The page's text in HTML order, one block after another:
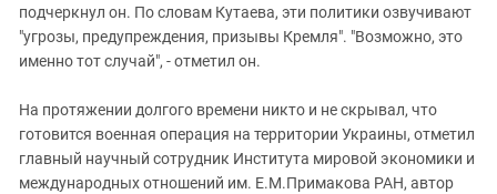
подчеркнул он. По словам Кутаева, эти политики озвучивают
"угрозы, предупреждения, призывы Кремля". "Возможно, это
именно тот случай", - отметил он.
На протяжении долгого времени никто и не скрывал, что
готовится военная операция на территории Украины, отметил
главный научный сотрудник Института мировой экономики и
международных отношений им. Е.М.Примакова РАН, автор